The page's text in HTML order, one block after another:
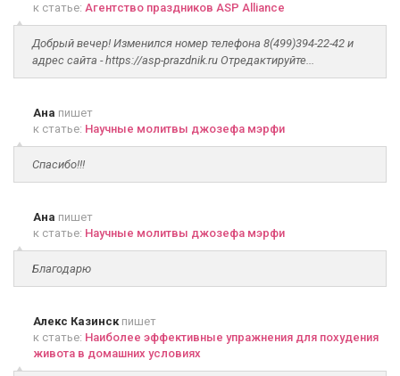
к статье: Агентство праздников ASP Alliance
Добрый вечер! Изменился номер телефона 8(499)394-22-42 и
адрес сайта - https://asp-prazdnik.ru Отредактируйте...
Ана пишет
к статье: Научные молитвы джозефа мэрфи
Спасибо!!!
Ана пишет
к статье: Научные молитвы джозефа мэрфи
Благодарю
Алекс Казинскпишет
к статье: Наиболее эффективные упражнения для похудения
живота в домашних условиях